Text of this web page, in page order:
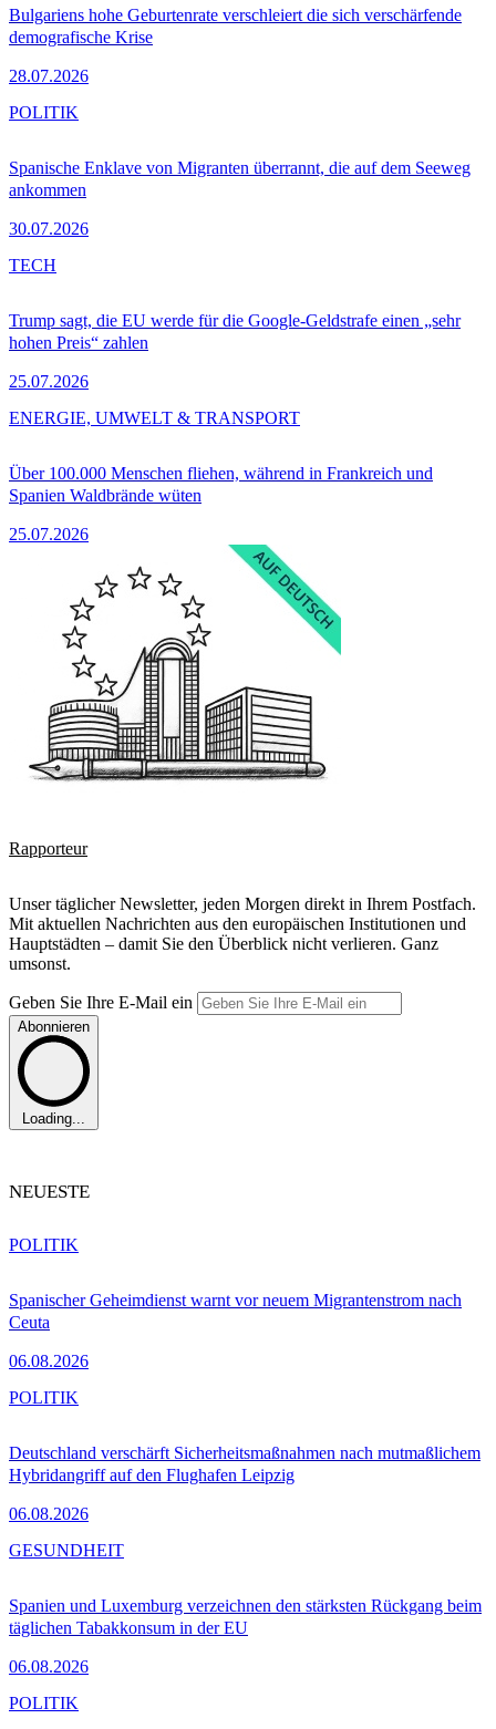
Bulgariens hohe Geburtenrate verschleiert die sich verschärfende
demografische Krise
28.07.2026
Spanische Enklave von Migranten überrannt, die auf dem Seeweg
ankommen
30.07.2026
POLITIK
Trump sagt, die EU werde für die Google-Geldstrafe einen „sehr
hohen Preis“ zahlen
25.07.2026
TECH
Über 100.000 Menschen fliehen, während in Frankreich und
Spanien Waldbrände wüten
25.07.2026
ENERGIE, UMWELT & TRANSPORT
Rapporteur
Unser täglicher Newsletter, jeden Morgen direkt in Ihrem Postfach.
Mit aktuellen Nachrichten aus den europäischen Institutionen und
Hauptstädten – damit Sie den Überblick nicht verlieren. Ganz
umsonst.
Geben Sie Ihre E-Mail ein
Abonnieren
Loading...
NEUESTE
Spanischer Geheimdienst warnt vor neuem Migrantenstrom nach
Ceuta
06.08.2026
POLITIK
Deutschland verschärft Sicherheitsmaßnahmen nach mutmaßlichem
Hybridangriff auf den Flughafen Leipzig
06.08.2026
POLITIK
Spanien und Luxemburg verzeichnen den stärksten Rückgang beim
täglichen Tabakkonsum in der EU
06.08.2026
GESUNDHEIT
POLITIK